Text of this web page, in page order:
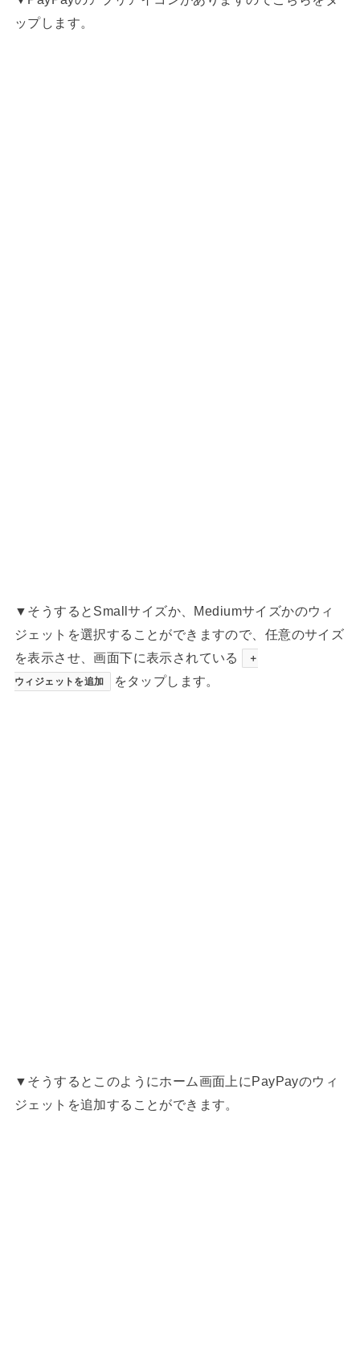
ップします。
▼そうするとSmallサイズか、Mediumサイズかのウィ
ジェットを選択することができますので、任意のサイズ
を表示させ、画面下に表示されている
＋
ウィジェットを追加 をタップします。
▼そうするとこのようにホーム画面上にPayPayのウィ
ジェットを追加することができます。